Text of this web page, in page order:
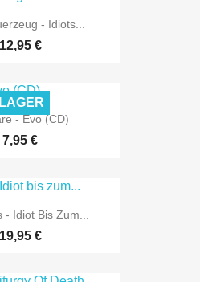
- Idiots...
12,95 €
- Evo (CD)
7,95 €
Idiot Bis Zum...
19,95 €